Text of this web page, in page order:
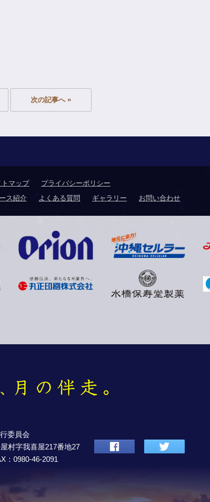
次の記事へ »
トマップ
プライバシーポリシー
ス紹介 よくある質問 ギャラリー お問い合わせ
委員会
村字我喜屋217番地27
：0980-46-2091